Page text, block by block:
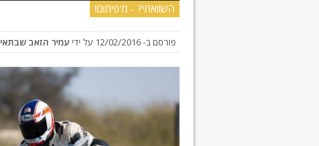
השוואתי? - מ'פיתום!
פורסם ב-12/02/2016 על ידי עמיר הזאב שבתאי